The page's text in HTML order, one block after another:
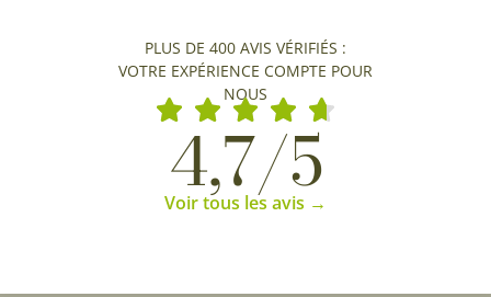
PLUS DE 400 AVIS VÉRIFIÉS :
VOTRE EXPÉRIENCE COMPTE POUR
NOUS
4,7/5
Voir tous les avis →